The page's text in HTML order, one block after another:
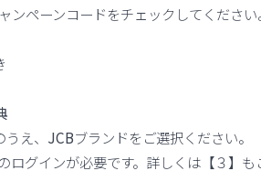
ンペーンコードをチェックしてください
え、 JCBブランドをご選択ください。
ログインが必要です。詳しくは【３】